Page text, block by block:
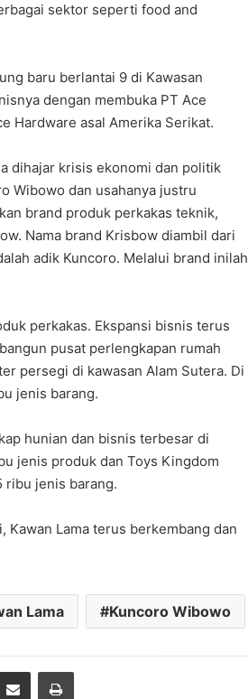
sektor seperti food and
baru berlantai 9 di Kawasan
dengan membuka PT Ace
Hardware asal Amerika Serikat.
dihajar krisis ekonomi dan politik
Wibowo dan usahanya justru
brand produk perkakas teknik,
Nama brand Krisbow diambil dari
adik Kuncoro. Melalui brand inilah
perkakas. Ekspansi bisnis terus
pusat perlengkapan rumah
persegi di kawasan Alam Sutera. Di
jenis barang.
hunian dan bisnis terbesar di
jenis produk dan Toys Kingdom
ribu jenis barang.
Lama terus berkembang dan
Lama Kuncoro Wibowo
Share via Email Print